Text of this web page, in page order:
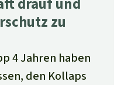
zu
4 Jahren haben
den Kollaps